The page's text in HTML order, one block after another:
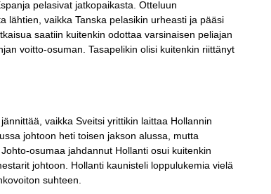
pelasivat jatkopaikasta. Otteluun
lähtien, vaikka Tanska pelasikin urheasti ja pääsi
saatiin kuitenkin odottaa varsinaisen peliajan
voitto-osuman. Tasapelikin olisi kuitenkin riittänyt
vaikka Sveitsi yrittikin laittaa Hollannin
johtoon heti toisen jakson alussa, mutta
osumaa jahdannut Hollanti osui kuitenkin
johtoon. Hollanti kaunisteli loppulukemia vielä
suhteen.